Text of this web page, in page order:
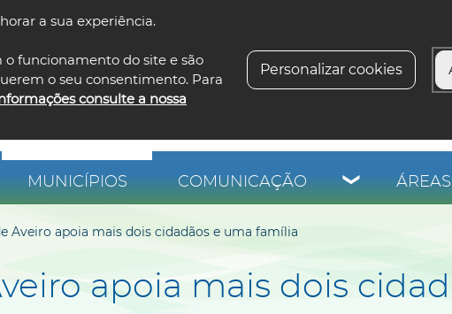
a sua experiência.
o funcionamento do site e são
o seu consentimento. Para
consulte a nossa
Personalizar cookies
MUNICÍPIOS COMUNICAÇÃO
Aveiro apoia mais dois cidadãos e uma família
apoia mais dois